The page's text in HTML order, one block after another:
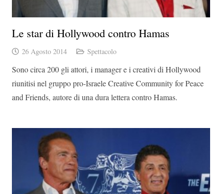
Le star di Hollywood contro Hamas
26 Agosto 2014 Spettacolo
Sono circa 200 gli attori, i manager e i creativi di Hollywood
riunitisi nel gruppo pro-Israele Creative Community for Peace
and Friends, autore di una dura lettera contro Hamas.